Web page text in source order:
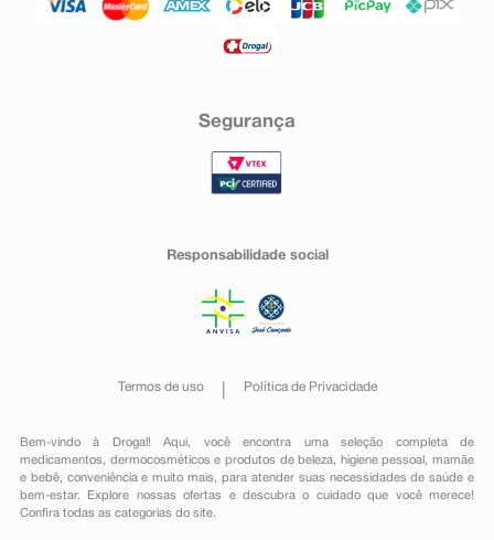
Segurança
Responsabilidade social
Termos de uso Política de Privacidade
Bem-vindo à Drogal! Aqui, você encontra uma seleção completa de
medicamentos , dermocosméticos e produtos de beleza, higiene pessoal ,mamãe
e bebê, conveniênciae muito mais, para atender suas necessidades de saúde e
bem-estar. Explore nossas ofertas e descubra o cuidado que você merece!
Confira todas as categorias do site.